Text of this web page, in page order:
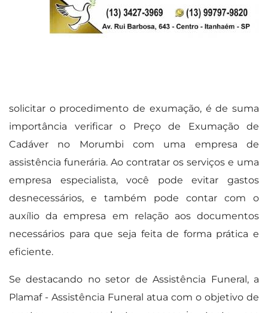
solicitar o procedimento de exumação, é de suma
importância verificar o Preço de Exumação de
Cadáver no Morumbi com uma empresa de
assistência funerária. Ao contratar os serviços e uma
empresa especialista, você pode evitar gastos
desnecessários, e também pode contar com o
auxílio da empresa em relação aos documentos
necessários para que seja feita de forma prática e
eficiente.
Se destacando no setor de Assistência Funeral, a
Plamaf - Assistência Funeral atua com o objetivo de